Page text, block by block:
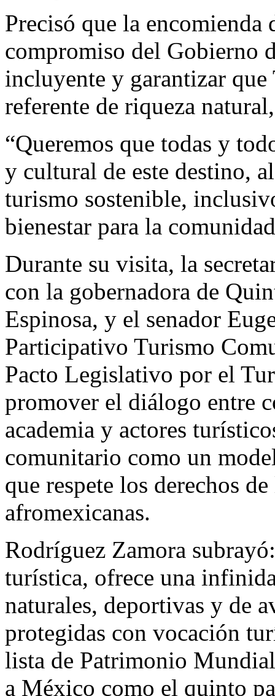
Precisó que la encomienda
compromiso del Gobierno
incluyente y garantizar
referente de riqueza
“Queremos que todas y
y cultural de este destino,
turismo sostenible,
bienestar para la
Durante su visita, la
con la gobernadora de
Espinosa, y el senador
Participativo Turismo
Pacto Legislativo por el
promover el diálogo entre
academia y actores
comunitario como un
que respete los derechos
afromexicanas.
Rodríguez Zamora
turística, ofrece una
naturales, deportivas y de
protegidas con vocación
lista de Patrimonio
a México como el quinto